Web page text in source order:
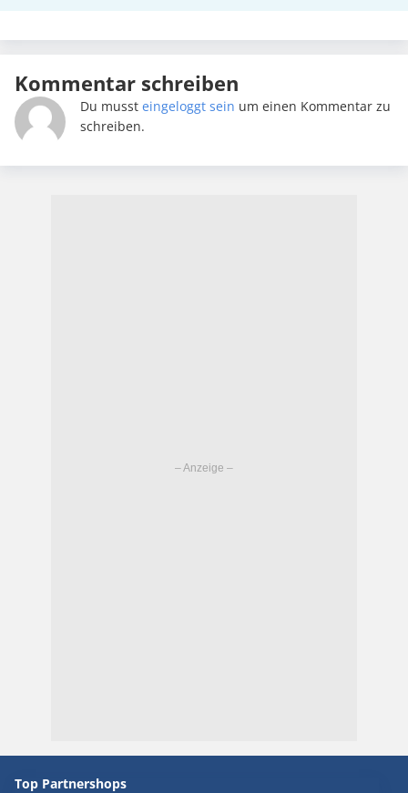
Kommentar schreiben
Du musst eingeloggt sein um einen Kommentar zu
schreiben.
Top Partnershops